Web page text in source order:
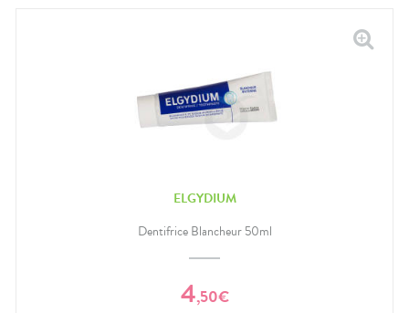
ELGYDIUM
Dentifrice Blancheur 50ml
4,50€